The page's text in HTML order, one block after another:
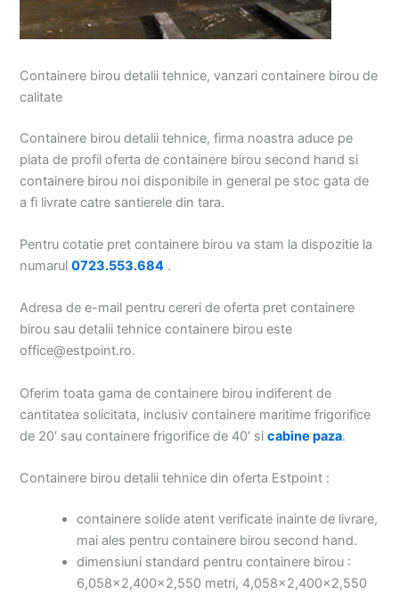
Containere birou detalii tehnice, vanzari containere birou de
calitate
Containere birou detalii tehnice, firma noastra aduce pe
piata de profil oferta de containere birou second hand si
containere birou noi disponibile in general pe stoc gata de
a fi livrate catre santierele din tara.
Pentru cotatie pret containere birou va stam la dispozitie la
numarul0723.553.684 .
Adresa de e-mail pentru cereri de oferta pret containere
birou sau detalii tehnice containere birou este
office@estpoint.ro.
Oferim toata gama de containere birou indiferent de
cantitatea solicitata, inclusiv containere maritime frigorifice
de 20′ sau containere frigorifice de 40′ sicabine paza.
Containere birou detalii tehnice din oferta Estpoint :
containere solide atent verificate inainte de livrare,
mai ales pentru containere birou second hand.
dimensiuni standard pentru containere birou :
6,058×2,400×2,550 metri, 4,058×2,400×2,550